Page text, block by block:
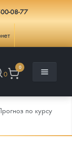
08-77
0
0
по курсу